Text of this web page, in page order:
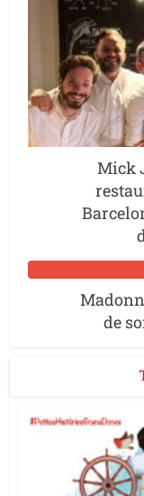
Mick
de